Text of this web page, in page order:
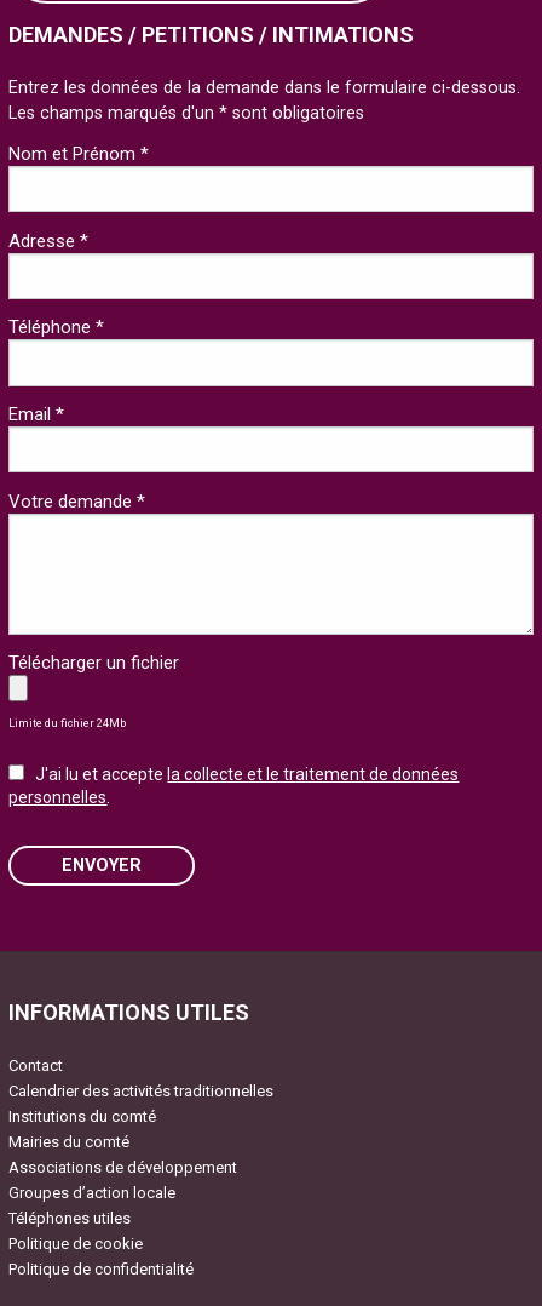
DEMANDES / PETITIONS / INTIMATIONS
Entrez les données de la demande dans le formulaire ci-dessous.
Les champs marqués d'un * sont obligatoires
Nom et Prénom *
Adresse *
Téléphone *
Email *
Votre demande *
Télécharger un fichier
Limite du fichier 24Mb
J'ai lu et accepte la collecte et le traitement de données
personnelles.
ENVOYER
INFORMATIONS UTILES
Contact
Calendrier des activités traditionnelles
Institutions du comté
Mairies du comté
Associations de développement
Groupes d’action locale
Téléphones utiles
Politique de cookie
Politique de confidentialité